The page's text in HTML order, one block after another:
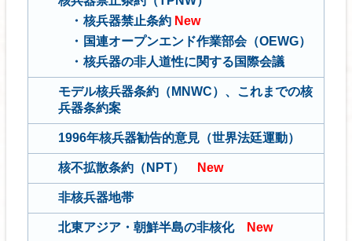
核兵器禁止条約 New
国連オープンエンド作業部会（OEWG）
核兵器の非人道性に関する国際会議
モデル核兵器条約（MNWC）、これまでの核
兵器条約案
1996年核兵器勧告的意見（世界法廷運動）
核不拡散条約（NPT） New
非核兵器地帯
北東アジア・朝鮮半島の非核化 New